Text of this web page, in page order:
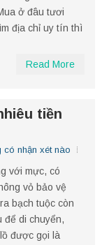
ở đâu tươi
địa chỉ uy tín thì
Read More
tiền
có nhận xét nào
với mực, có
vỏ bảo vệ
bạch tuộc còn
để di chuyển,
được gọi là